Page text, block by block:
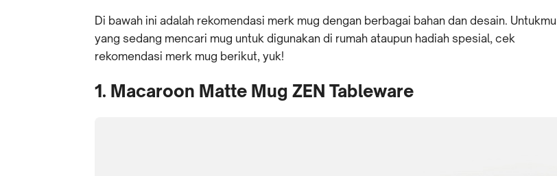
Di bawah ini adalah rekomendasi merk mug dengan berbagai bahan dan desain. Untukmu
yang sedang mencari mug untuk digunakan di rumah ataupun hadiah spesial, cek
rekomendasi merk mug berikut, yuk!
1. Macaroon Matte Mug ZEN Tableware